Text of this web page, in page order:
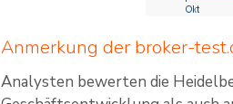
Anmerkung der broker-
Analysten bewerten die